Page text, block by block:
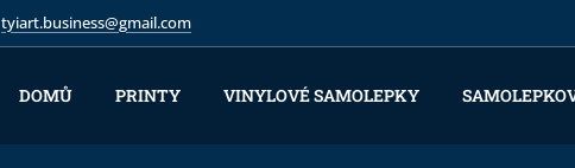
tyiart.business@gmail.com
DOMŮ PRINTY VINYLOVÉ SAMOLEPKY